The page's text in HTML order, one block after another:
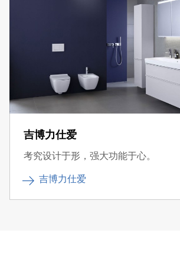
吉博力仕爱
考究设计于形，强大功能于心。
吉博力仕爱